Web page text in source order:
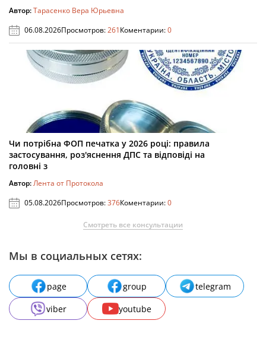
Автор:Тарасенко Вера Юрьевна
06.08.2026Просмотров:261Коментарии:0
Чи потрібна ФОП печатка у 2026 році: правила
застосування, роз'яснення ДПС та відповіді на
головні з
Автор:Лента от Протокола
05.08.2026Просмотров:376Коментарии:0
Смотреть все консультации
Мы в социальных сетях:
page group
telegram
viber
youtube